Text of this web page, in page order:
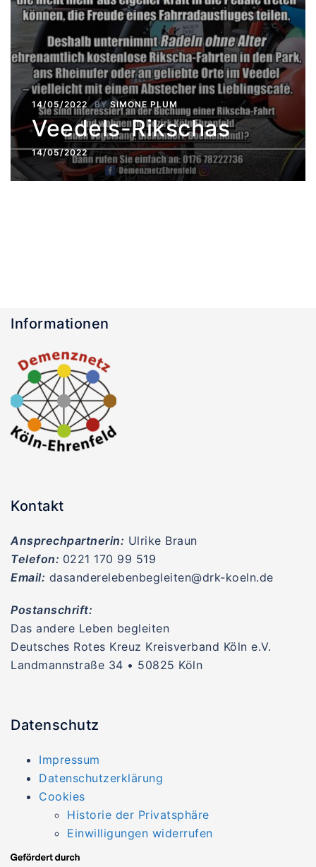
14/05/2022 BY SIMONE PLUM
Veedels-Rikschas
14/05/2022
Informationen
Kontakt
Ansprechpartnerin: Ulrike Braun
Telefon: 0221 170 99 519
Email: dasanderelebenbegleiten@drk-koeln.de
Postanschrift:
Das andere Leben begleiten
Deutsches Rotes Kreuz Kreisverband Köln e.V.
Landmannstraße 34 • 50825 Köln
Datenschutz
Impressum
Datenschutzerklärung
Cookies
Historie der Privatsphäre
Einwilligungen widerrufen